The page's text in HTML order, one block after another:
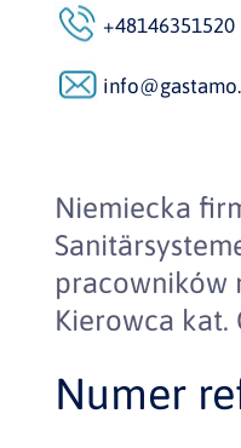
+48146351520
Niemiecka
pracowników
Kierowca kat.
Numer